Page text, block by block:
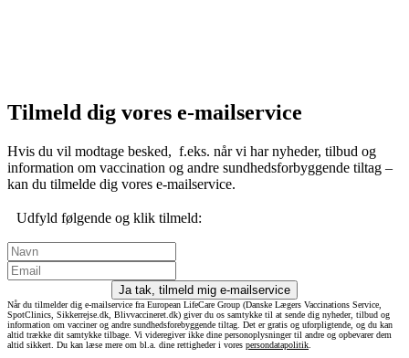
Tilmeld dig vores e-mailservice
Hvis du vil modtage besked, f.eks. når vi har nyheder, tilbud og
information om vaccination og andre sundhedsforbyggende tiltag –
kan du tilmelde dig vores e-mailservice.
Udfyld følgende og klik tilmeld:
Ja tak, tilmeld mig e-mailservice
Når du tilmelder dig e-mailservice fra European LifeCare Group (Danske Lægers Vaccinations Service,
SpotClinics, Sikkerrejse.dk, Blivvaccineret.dk) giver du os samtykke til at sende dig nyheder, tilbud og
information om vacciner og andre sundhedsforebyggende tiltag. Det er gratis og uforpligtende, og du kan
altid trække dit samtykke tilbage. Vi videregiver ikke dine personoplysninger til andre og opbevarer dem
altid sikkert. Du kan læse mere om bl.a. dine rettigheder i vores persondatapolitik